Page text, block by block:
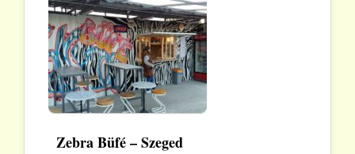
Zebra Büfé – Szeged